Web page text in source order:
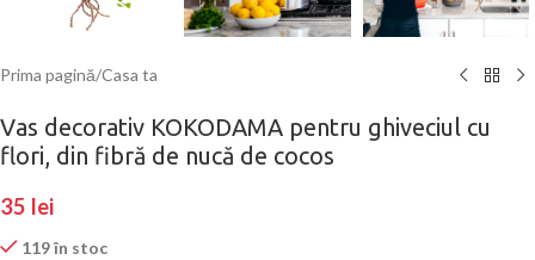
Prima pagină/Casa ta
Vas decorativ KOKODAMA pentru ghiveciul cu
flori, din fibră de nucă de cocos
35 lei
119 în stoc